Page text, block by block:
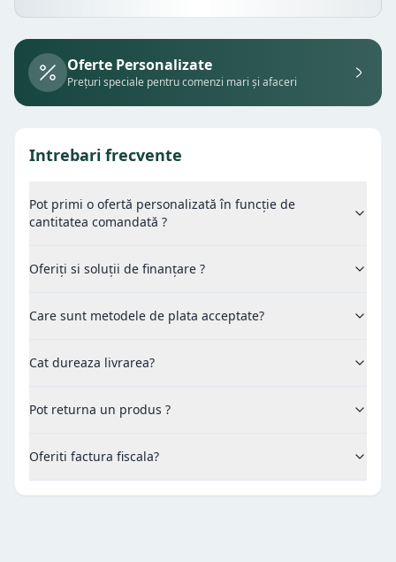
Oferte Personalizate
Prețuri speciale pentru comenzi mari și afaceri
Intrebari frecvente
Pot primi o ofertă personalizată în funcție de
cantitatea comandată ?
Oferiți si soluții de finanțare ?
Care sunt metodele de plata acceptate?
Cat dureaza livrarea?
Pot returna un produs ?
Oferiti factura fiscala?